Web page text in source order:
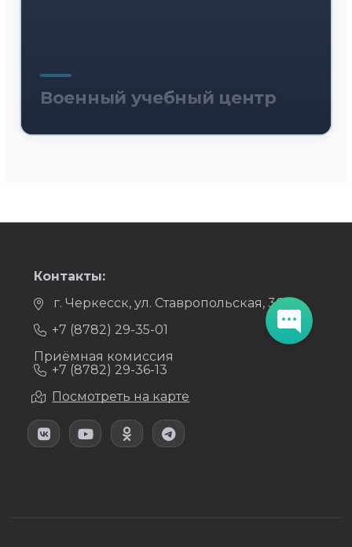
Военный учебный центр
Контакты:
г. Черкесск, ул. Ставропольская, 36
+7 (8782) 29-35-01
Приёмная комиссия
+7 (8782) 29-36-13
Посмотреть на карте